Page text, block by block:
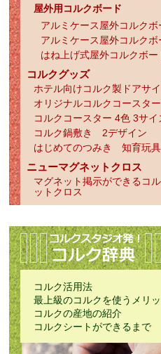
屋外用コルクボード
アルミケース屋外コルクボ
アルミケース屋外コルクボ
はね上げ式屋外コルクボー
コルクグッズ
ホテル向けコルク製ドアサ
オリジナルコルクコースター
コルクコースター 4色 3サ
コルク鍋敷き 2デザイン
はじめてのつみき 知育玩具
ニューマグネットクロス
マグネット掲示ができるコ
ットクロス
コルク活用法
最上級のコルクを使うメリッ
コルクの産地の紹介
コルクシートができるまで